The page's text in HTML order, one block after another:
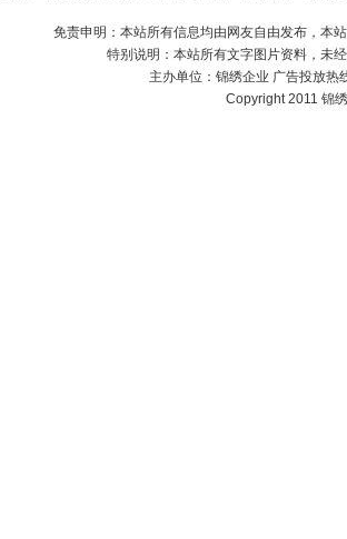
免责申明：本站所有信息均由网友自由发布，本
特别说明：本站所有文字图片资料，未
主办单位： 锦绣企业 广告投放热
Copyright 2011 锦